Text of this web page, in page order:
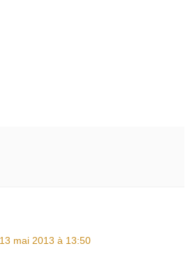
13 mai 2013 à 13:50